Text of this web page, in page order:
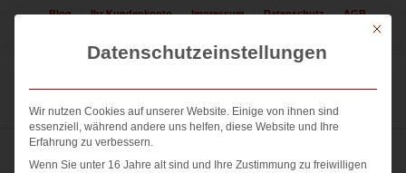
Blog Ihr Kundenkonto Impressum Datenschutz AGB
Mit
Datenschutzeinstellungen
Wir nutzen Cookies auf unserer Website. Einige von ihnen sind
essenziell, während andere uns helfen, diese Website und Ihre
Erfahrung zu verbessern.
Wenn Sie unter 16 Jahre alt sind und Ihre Zustimmung zu freiwilligen